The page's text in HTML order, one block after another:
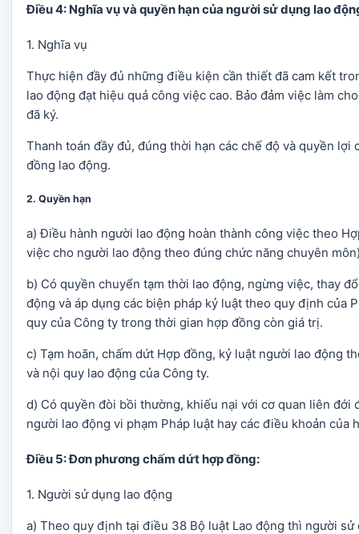
Điều 4: Nghĩa vụ và quyền hạn của người sử dụng lao
1. Nghĩa vụ
Thực hiện đầy đủ những điều kiện cần thiết đã cam kết
lao động đạt hiệu quả công việc cao. Bảo đảm việc làm
đã ký.
Thanh toán đầy đủ, đúng thời hạn các chế độ và quyền lợi
đồng lao động.
2. Quyền hạn
a) Điều hành người lao động hoàn thành công việc theo
việc cho người lao động theo đúng chức năng chuyên
b) Có quyền chuyển tạm thời lao động, ngừng việc, thay
động và áp dụng các biện pháp kỷ luật theo quy định của
quy của Công ty trong thời gian hợp đồng còn giá trị.
c) Tạm hoãn, chấm dứt Hợp đồng, kỷ luật người lao động
và nội quy lao động của Công ty.
d) Có quyền đòi bồi thường, khiếu nại với cơ quan liên đới
người lao động vi phạm Pháp luật hay các điều khoản của
Điều 5: Đơn phương chấm dứt hợp đồng:
1. Người sử dụng lao động
a) Theo quy định tại điều 38 Bộ luật Lao động thì người